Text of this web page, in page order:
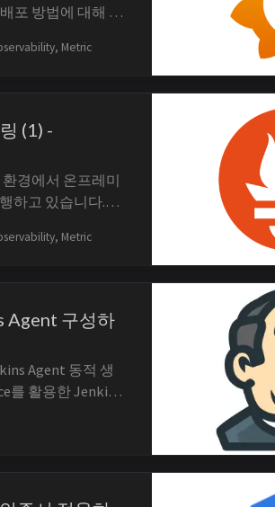
포 방법에 대해 다
소스 모니터링
Metric
(1) -
경에서 온프레미
하고 있습니다.
는 과정을 공유해
Metric
Agent 구성하
Agent 동적 생
를 활용한 Jenkins
다. Master-Agent